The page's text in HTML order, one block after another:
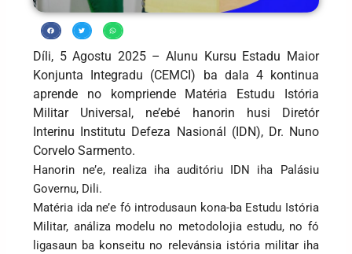
Díli, 5 Agostu 2025 – Alunu Kursu Estadu Maior
Konjunta Integradu (CEMCI) ba dala 4 kontinua
aprende no kompriende Matéria Estudu Istória
Militar Universal, ne’ebé hanorin husi Diretór
Interinu Institutu Defeza Nasionál (IDN), Dr. Nuno
Corvelo Sarmento.
Hanorin ne’e, realiza iha auditóriu IDN iha Palásiu
Governu, Dili.
Matéria ida ne’e fó introdusaun kona-ba Estudu Istória
Militar, análiza modelu no metodolojia estudu, no fó
ligasaun ba konseitu no relevánsia istória militar iha